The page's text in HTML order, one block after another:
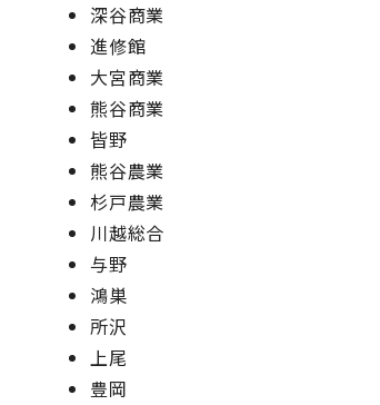
深谷商業
進修館
大宮商業
熊谷商業
皆野
熊谷農業
杉戸農業
川越総合
与野
鴻巣
所沢
上尾
豊岡